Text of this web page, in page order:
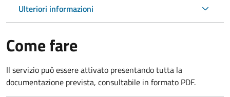
Ulteriori informazioni
Come fare
Il servizio può essere attivato presentando tutta la
documentazione prevista, consultabile in formato PDF.